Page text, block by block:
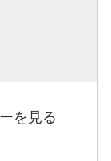
を見る